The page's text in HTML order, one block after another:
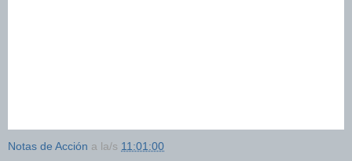
Notas de Acción a la/s 11:01:00